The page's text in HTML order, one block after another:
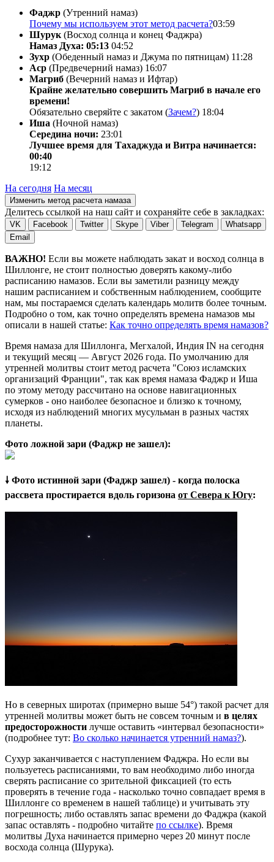
Фаджр (Утренний намаз)
Почему мы используем этот метод расчета?03:59
Шурук (Восход солнца и конец Фаджра)
Намаз Духа: 05:13 04:52
Зухр (Обеденный намаз и Джума по пятницам) 11:28
Аср (Предвечерний намаз) 16:07
Магриб (Вечерний намаз и Ифтар)
Крайне желательно совершить Магриб в начале его
времени!
Обязательно сверяйте с закатом (Зачем?) 18:04
Иша (Ночной намаз)
Середина ночи: 23:01
Лучшее время для Тахаджуда и Витра начинается:
00:40
19:12
На сегодня На месяц
Изменить метод расчета намаза
Делитесь ссылкой на наш сайт и сохраняйте себе в закладках:
VK Facebook Twitter Skype Viber Telegram
Whatsapp
Email
ВАЖНО! Если вы можете наблюдать закат и восход солнца в
Шиллонге, не стоит полностью доверять какому-либо
расписанию намазов. Если вы заметили разницу между
нашим расписанием и собственным наблюдением, сообщите
нам, мы постараемся сделать календарь молитв более точным.
Подробно о том, как точно определять времена намазов мы
описали в нашей статье: Как точно определять время намазов?
Время намаза для Шиллонга, Мегхалой, Индия IN на сегодня
и текущий месяц — Август 2026 года. По умолчанию для
утренней молитвы стоит метод расчета "Союз исламских
организаций Франции", так как время намаза Фаджр и Иша
по этому методу рассчитано на основе навигационных
сумерков - оно наиболее безопасное и близко к точному,
исходя из наблюдений многих мусульман в разных частях
планеты.
Фото ложной зари (Фаджр не зашел):
🠗 Фото истинной зари (Фаджр зашел) - когда полоска
рассвета простирается вдоль горизона от Севера к Югу:
Но в северных широтах (примерно выше 54°) такой расчет для
утренней молитвы может быть не совсем точным и в целях
предосторожности лучше оставить «интервал безопасности»
(подробнее тут: Во сколько начинается утренний намаз?).
Сухур заканчивается с наступлением Фаджра. Но если вы
пользуетесь расписаниями, то вам необходимо либо иногда
сверять расписание со зрительной фиксацией (то есть
проверять в течение года - насколько точно совпадает время в
Шиллонге со временем в нашей таблице) и учитывать эту
погрешность; либо оставлять запас времени до Фаджра (какой
запас оставлять - подробно читайте по ссылке). Время
молитвы Духа начинается примерно через 20 минут после
восхода солнца (Шурука).